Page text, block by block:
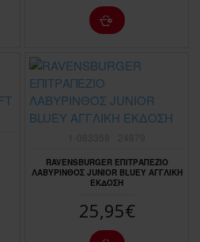
RAVENSBURGER ΕΠΙΤΡΑΠΕΖΙΟ
ΛΑΒΥΡΙΝΘΟΣ JUNIOR BLUEY ΑΓΓΛΙΚΗ
ΕΚΔΟΣΗ
25,95€